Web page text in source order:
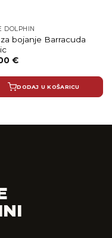
DOLPHIN
bojanje Barracuda
€
DODAJ U KOŠARICU